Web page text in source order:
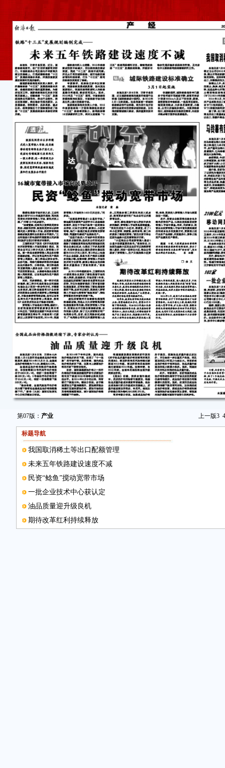
第07版： 产业 上一版3 4
标题导航
我国取消稀土等出口配额管理
未来五年铁路建设速度不减
民资“鲶鱼”搅动宽带市场
一批企业技术中心获认定
油品质量迎升级良机
期待改革红利持续释放